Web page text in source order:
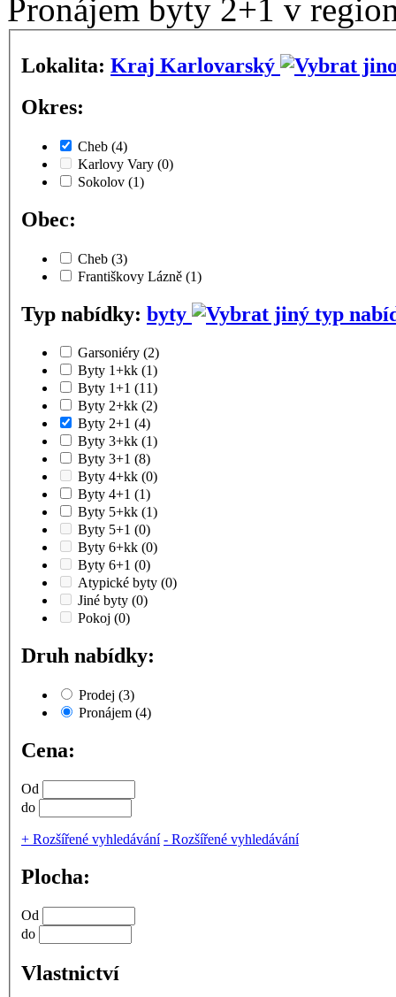
Pronájem byty 2+1 v
Lokalita:
Kraj Karlovarský
Okres:
Cheb (4)
Karlovy Vary (0)
Sokolov (1)
Obec:
Cheb (3)
Františkovy Lázně (1)
Typ nabídky: byty
Garsoniéry (2)
Byty 1+kk (1)
Byty 1+1 (11)
Byty 2+kk (2)
Byty 2+1 (4)
Byty 3+kk (1)
Byty 3+1 (8)
Byty 4+kk (0)
Byty 4+1 (1)
Byty 5+kk (1)
Byty 5+1 (0)
Byty 6+kk (0)
Byty 6+1 (0)
Atypické byty (0)
Jiné byty (0)
Pokoj (0)
Druh nabídky:
Prodej (3)
Pronájem (4)
Cena:
Od
do
+ Rozšířené vyhledávání - Rozšířené vyhledávání
Plocha:
Od
do
Vlastnictví